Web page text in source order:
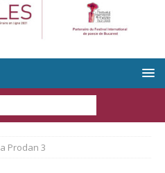
Prodan 3